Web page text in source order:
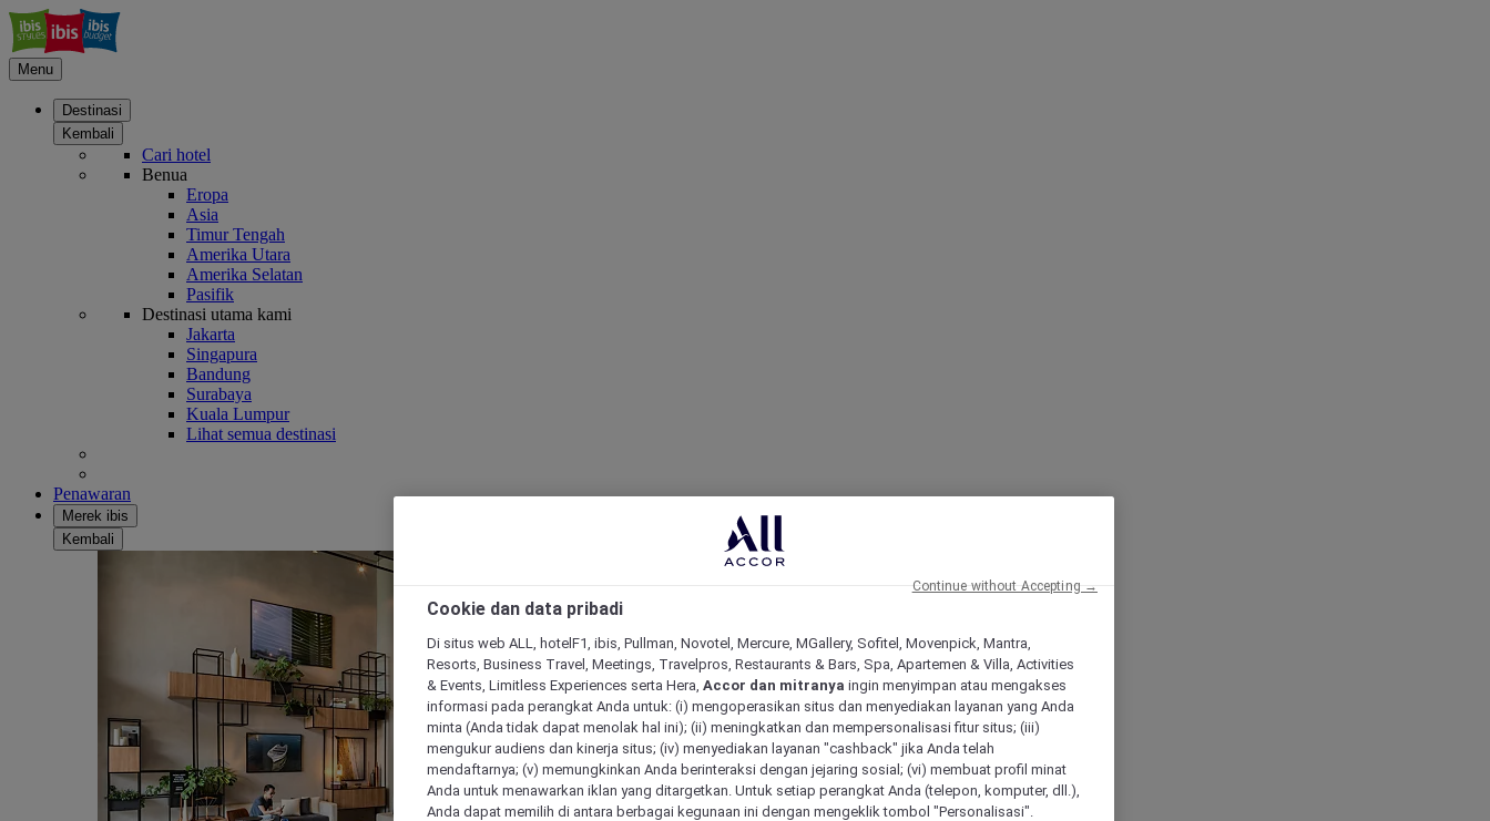
Menu
Destinasi
Kembali
Cari hotel
Benua
Eropa
Asia
Timur Tengah
Amerika Utara
Amerika Selatan
Pasifik
Destinasi utama kami
Jakarta
Singapura
Bandung
Surabaya
Kuala Lumpur
Lihat semua destinasi
Penawaran
Merek ibis
Kembali
Cookie dan data pribadi
Di situs web ALL, hotelF1, ibis, Pullman, Novotel, Mercure, MGallery, Sofitel, Movenpick, Mantra,
Resorts, Business Travel, Meetings, Travelpros, Restaurants & Bars, Spa, Apartemen & Villa, Activities
& Events, Limitless Experiences serta Hera, Accor dan mitranya ingin menyimpan atau mengakses
informasi pada perangkat Anda untuk: (i) mengoperasikan situs dan menyediakan layanan yang Anda
minta (Anda tidak dapat menolak hal ini); (ii) meningkatkan dan mempersonalisasi fitur situs; (iii)
mengukur audiens dan kinerja situs; (iv) menyediakan layanan "cashback" jika Anda telah
mendaftarnya; (v) memungkinkan Anda berinteraksi dengan jejaring sosial; (vi) membuat profil minat
Anda untuk menawarkan iklan yang ditargetkan. Untuk setiap perangkat Anda (telepon, komputer, dll.),
Anda dapat memilih di antara berbagai kegunaan ini dengan mengeklik tombol "Personalisasi".
Continue without Accepting →